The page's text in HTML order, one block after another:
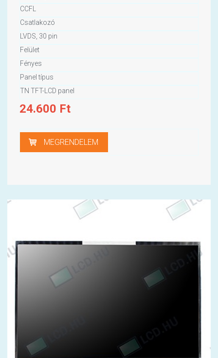
CCFL
Csatlakozó
LVDS, 30 pin
Felület
Fényes
Panel típus
TN TFT-LCD panel
24.600 Ft
MEGRENDELEM